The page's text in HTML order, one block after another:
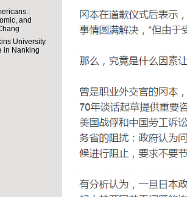
:
and
University
in Nanking